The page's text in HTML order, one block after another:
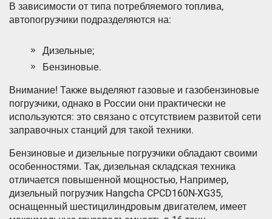
В зависимости от типа потребляемого топлива,
автопогрузчики подразделяются на:
Дизельные;
Бензиновые.
Внимание! Также выделяют газовые и газобензиновые
погрузчики, однако в России они практически не
используются: это связано с отсутствием развитой сети
заправочных станций для такой техники.
Бензиновые и дизельные погрузчики обладают своими
особенностями. Так, дизельная складская техника
отличается повышенной мощностью, Например,
дизельный погрузчик Hangcha CPCD160N-XG35,
оснащенный шестицилиндровым двигателем, имеет